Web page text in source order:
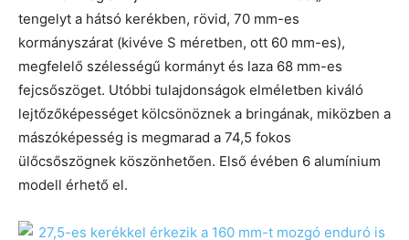
tengelyt a hátsó kerékben, rövid, 70 mm-es
kormányszárat (kivéve S méretben, ott 60 mm-es),
megfelelő szélességű kormányt és laza 68 mm-es
fejcsőszöget. Utóbbi tulajdonságok elméletben kiváló
lejtőzőképességet kölcsönöznek a bringának, miközben a
mászóképesség is megmarad a 74,5 fokos
ülőcsőszögnek köszönhetően. Első évében 6 alumínium
modell érhető el.